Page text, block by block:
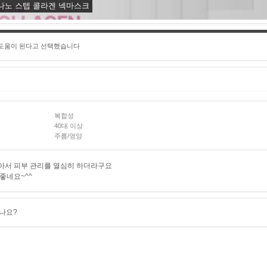
노 스텝 콜라겐 넥마스크
움이 된다고 선택했습니다
복합성
40대 이상
주름/영양
서 피부 관리를 열심히 하더라구요
네요~^^
요?